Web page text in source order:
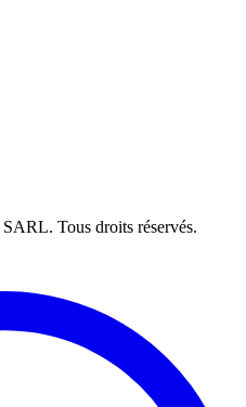
Tous droits réservés.